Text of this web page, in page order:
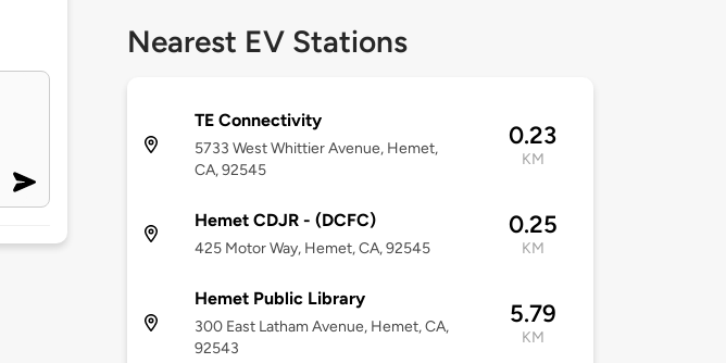
Nearest EV Stations
TE Connectivity
5733 West Whittier Avenue, Hemet,
CA, 92545
0.23
KM
Hemet CDJR - (DCFC)
425 Motor Way, Hemet, CA, 92545
0.25
KM
Hemet Public Library
300 East Latham Avenue, Hemet, CA,
92543
5.79
KM